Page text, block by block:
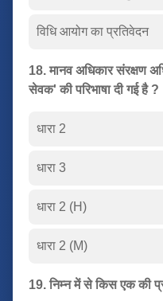
विधि आयोग का प्रतिवेदन
18. मानव अधिकार संरक्षण
सेवक' की परिभाषा दी गई है ?
धारा 2
धारा 3
धारा 2 (H)
धारा 2 (M)
19. निम्न में से किस एक की